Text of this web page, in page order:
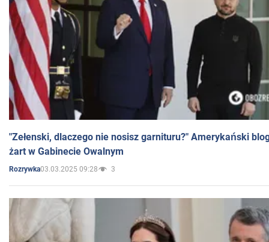
"Zełenski, dlaczego nie nosisz garnituru?" Amerykański
żart w Gabinecie Owalnym
Rozrywka03.03.2025 09:28 3